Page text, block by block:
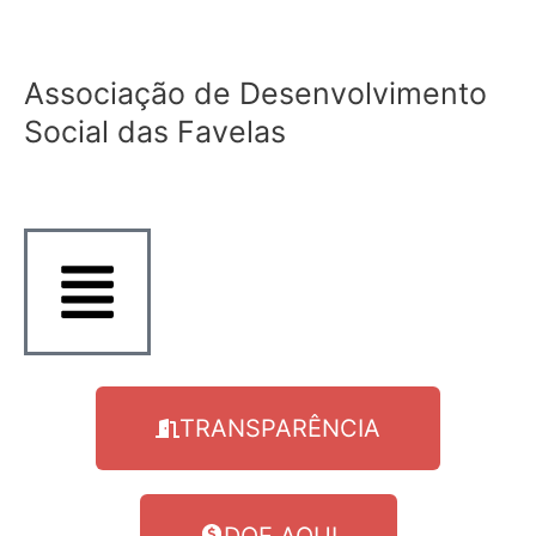
conteúdo
Associação de Desenvolvimento
Social das Favelas
TRANSPARÊNCIA